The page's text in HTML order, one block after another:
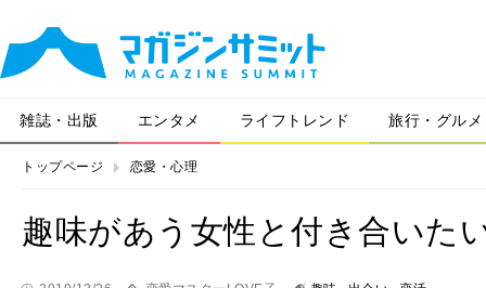
雑誌・出版 エンタメ ライフトレンド 旅行・グルメ
トップページ 恋愛・心理
趣味があう女性と付き合いた